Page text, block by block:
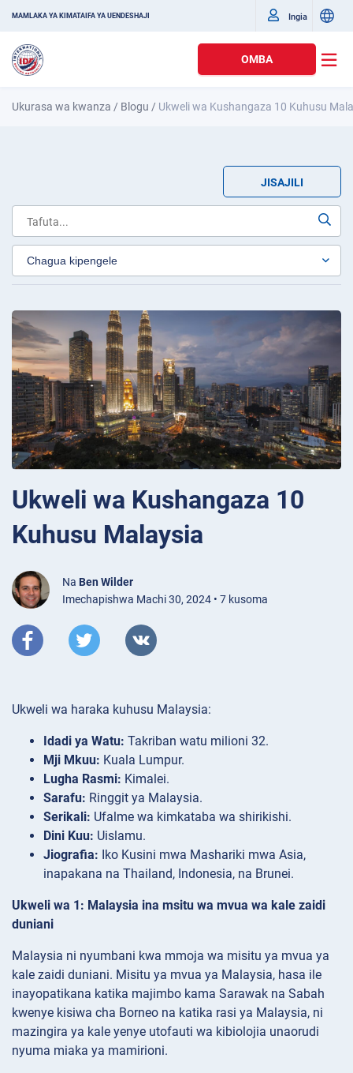
MAMLAKA YA KIMATAIFA YA UENDESHAJI Ingia
OMBA
Ukurasa wa kwanza / Blogu / Ukweli wa Kushangaza 10 Kuhusu
JISAJILI
Ukweli wa Kushangaza 10
Kuhusu Malaysia
Na Ben Wilder
Imechapishwa Machi 30, 2024 • 7 kusoma
Ukweli wa haraka kuhusu Malaysia:
Idadi ya Watu: Takriban watu milioni 32.
Mji Mkuu: Kuala Lumpur.
Lugha Rasmi: Kimalei.
Sarafu: Ringgit ya Malaysia.
Serikali: Ufalme wa kimkataba wa shirikishi.
Dini Kuu: Uislamu.
Jiografia: Iko Kusini mwa Mashariki mwa Asia,
inapakana na Thailand, Indonesia, na Brunei.
Ukweli wa 1: Malaysia ina msitu wa mvua wa kale zaidi
duniani
Malaysia ni nyumbani kwa mmoja wa misitu ya mvua ya
kale zaidi duniani. Misitu ya mvua ya Malaysia, hasa ile
inayopatikana katika majimbo kama Sarawak na Sabah
kwenye kisiwa cha Borneo na katika rasi ya Malaysia, ni
mazingira ya kale yenye utofauti wa kibiolojia unaorudi
nyuma miaka ya mamirioni.